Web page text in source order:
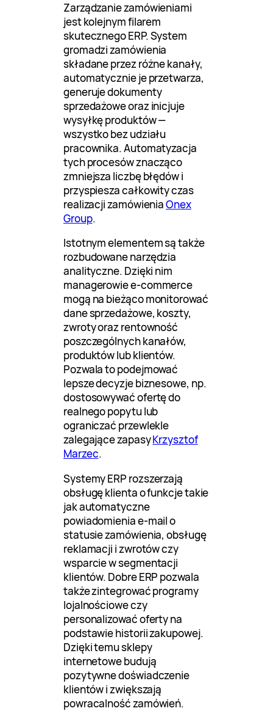
Zarządzanie zamówieniami
jest kolejnym filarem
skutecznego ERP. System
gromadzi zamówienia
składane przez różne kanały,
automatycznie je przetwarza,
generuje dokumenty
sprzedażowe oraz inicjuje
wysyłkę produktów —
wszystko bez udziału
pracownika. Automatyzacja
tych procesów znacząco
zmniejsza liczbę błędów i
przyspiesza całkowity czas
realizacji zamówieniaOnex
Group.
Istotnym elementem są także
rozbudowane narzędzia
analityczne. Dzięki nim
managerowie e-commerce
mogą na bieżąco monitorować
dane sprzedażowe, koszty,
zwroty oraz rentowność
poszczególnych kanałów,
produktów lub klientów.
Pozwala to podejmować
lepsze decyzje biznesowe, np.
dostosowywać ofertę do
realnego popytu lub
ograniczać przewlekle
zalegające zapasyKrzysztof
Marzec.
Systemy ERP rozszerzają
obsługę klienta o funkcje takie
jak automatyczne
powiadomienia e-mail o
statusie zamówienia, obsługę
reklamacji i zwrotów czy
wsparcie w segmentacji
klientów. Dobre ERP pozwala
także zintegrować programy
lojalnościowe czy
personalizować oferty na
podstawie historii zakupowej.
Dzięki temu sklepy
internetowe budują
pozytywne doświadczenie
klientów i zwiększają
powracalność zamówień.